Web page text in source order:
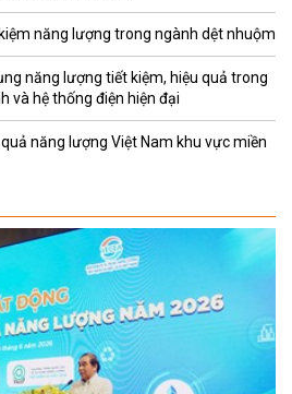
năng lượng trong ngành dệt nhuộm
năng lượng tiết kiệm, hiệu quả trong
và hệ thống điện hiện đại
năng lượng Việt Nam khu vực miền